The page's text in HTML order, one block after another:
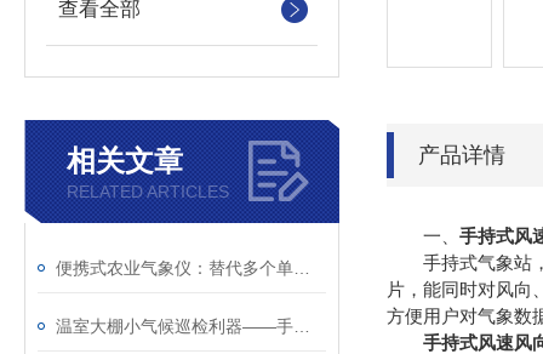
查看全部
相关文章
RELATED ARTICLES
产品详情
一、 手持式风
手持式气象站
片，能同时对风向
方便用户对气象数
手持式风速风